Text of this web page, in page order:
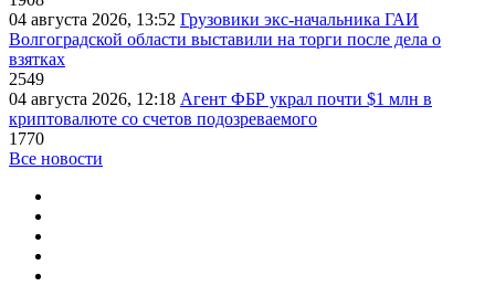
04 августа 2026, 13:52 Грузовики экс-начальника ГАИ
Волгоградской области выставили на торги после дела о
взятках
2549
04 августа 2026, 12:18 Агент ФБР украл почти $1 млн в
криптовалюте со счетов подозреваемого
1770
Все новости